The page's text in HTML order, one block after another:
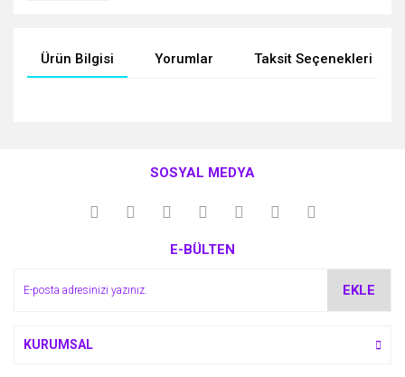
Ürün Bilgisi Yorumlar Taksit Seçenekleri
kullanarak tarafımıza iletebilirsiniz.
Görüş ve önerileriniz için teşekkür ederiz.
Ürün açıklamasında eksik bilgiler bulunuyor.
SOSYAL MEDYA
E-BÜLTEN
EKLE
KURUMSAL